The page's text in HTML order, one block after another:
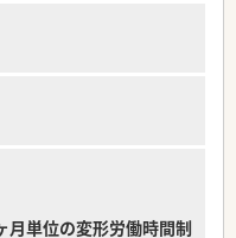
環境の実現を事業方針とし
を活かし、患者様へ親身な服
や事務スタッフと円滑なコミ
です。
です。単位の変形労働時間制